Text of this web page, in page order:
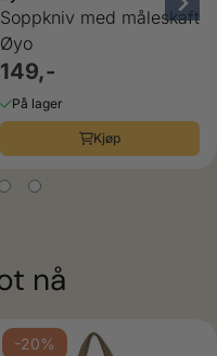
Soppkniv med måleskaft
Øyo
149,-
På lager
Kjøp
nå
-20%